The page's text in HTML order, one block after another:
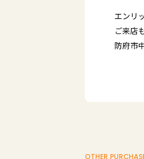
エンリ
ご来店
防府市
OTHER